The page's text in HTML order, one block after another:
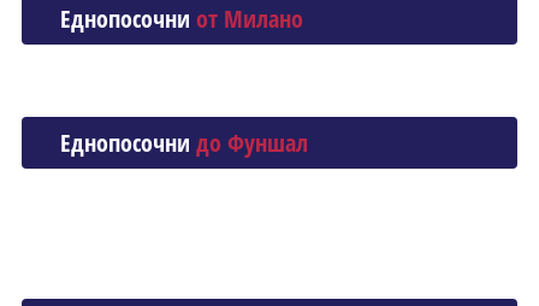
Еднопосочни от Миланo
Еднопосочни до Фуншал